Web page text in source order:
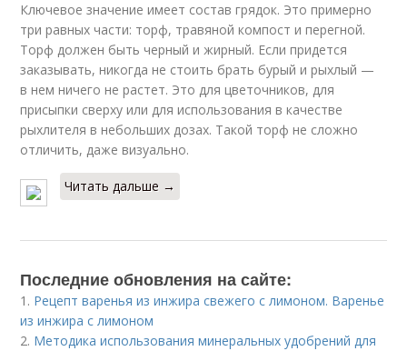
Ключевое значение имеет состав грядок. Это примерно
три равных части: торф, травяной компост и перегной.
Торф должен быть черный и жирный. Если придется
заказывать, никогда не стоить брать бурый и рыхлый —
в нем ничего не растет. Это для цветочников, для
присыпки сверху или для использования в качестве
рыхлителя в небольших дозах. Такой торф не сложно
отличить, даже визуально.
Читать дальше →
Последние обновления на сайте:
1. Рецепт варенья из инжира свежего с лимоном. Варенье
из инжира с лимоном
2. Методика использования минеральных удобрений для